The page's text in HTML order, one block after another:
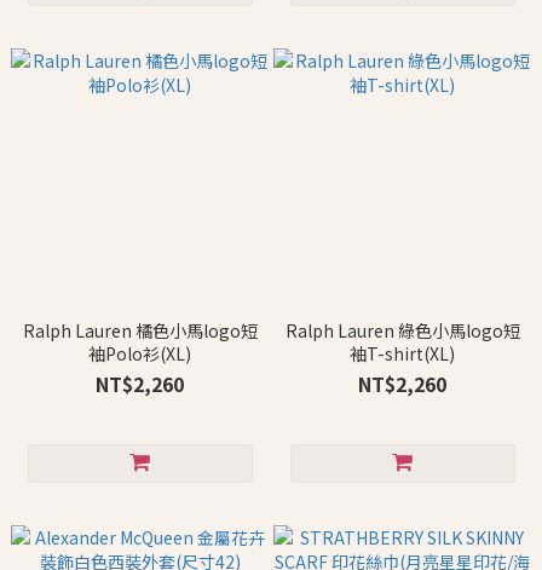
Ralph Lauren 橘色小馬logo短
袖Polo衫(XL)
NT$2,260
Ralph Lauren 綠色小馬logo短
袖T-shirt(XL)
NT$2,260